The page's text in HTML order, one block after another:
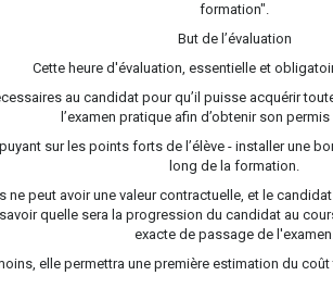
formation".
But de l’évaluation
Cette heure d'évaluation, essentielle et
au candidat pour qu’il puisse acquérir
l’examen pratique afin d’obtenir son
sur les points forts de l’élève - installer une
long de la formation.
ne peut avoir une valeur contractuelle, et le
quelle sera la progression du candidat au
exacte de passage de
elle permettra une première estimation du